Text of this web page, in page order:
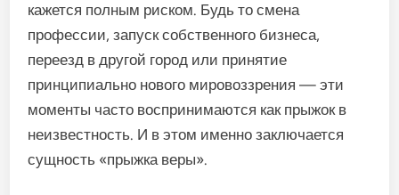
кажется полным риском. Будь то смена
профессии, запуск собственного бизнеса,
переезд в другой город или принятие
принципиально нового мировоззрения — эти
моменты часто воспринимаются как прыжок в
неизвестность. И в этом именно заключается
сущность «прыжка веры».